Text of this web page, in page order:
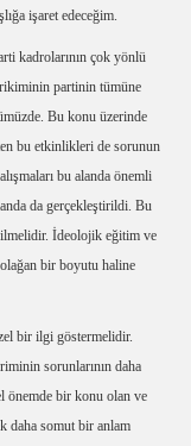
işaret edeceğim.
kadrolarının çok yönlü
partinin tümüne
Bu konu üzerinde
bu etkinlikleri de sorunun
bu alanda önemli
da gerçekleştirildi. Bu
İdeolojik eğitim ve
bir boyutu haline
bir ilgi göstermelidir.
sorunlarının daha
önemde bir konu olan ve
daha somut bir anlam